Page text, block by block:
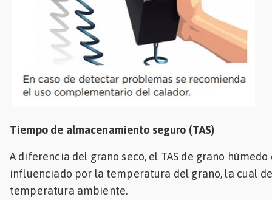
Tiempo de almacenamiento seguro (TAS)
A diferencia del grano seco, el TAS de grano
influenciado por la temperatura del grano, la cual
temperatura ambiente.